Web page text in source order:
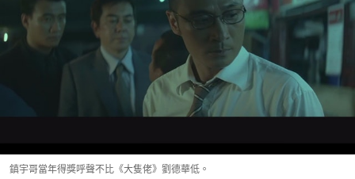
鎮宇哥當年得獎呼聲不比《大隻佬》劉德華低。